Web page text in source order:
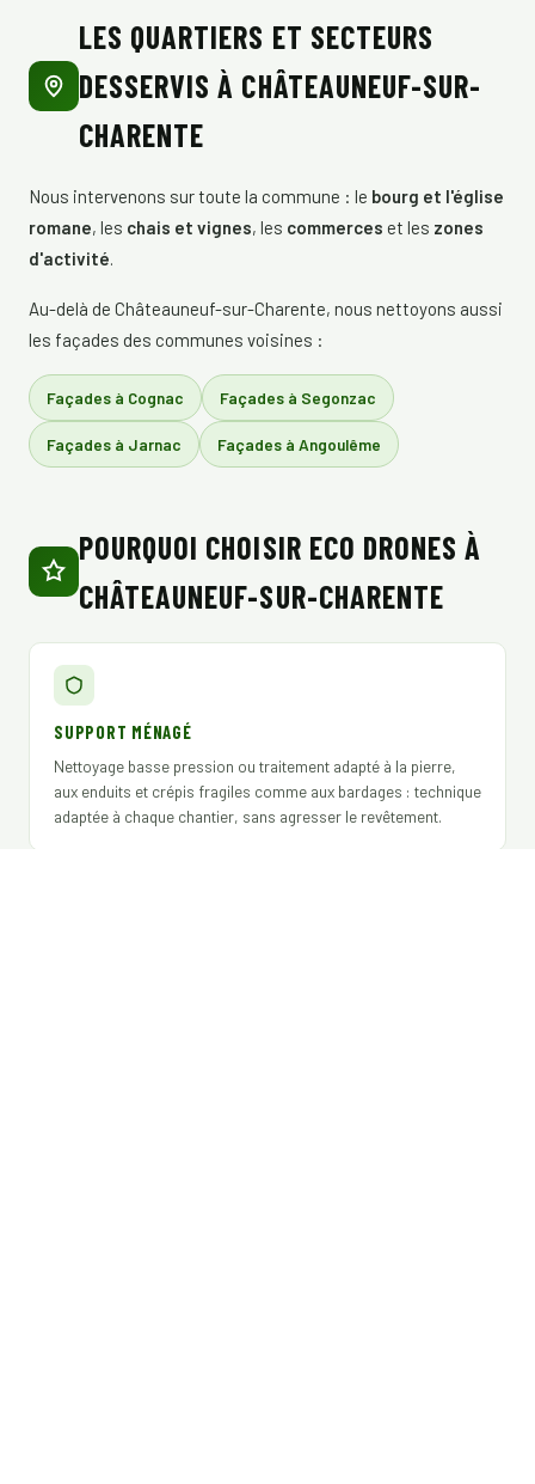
LES QUARTIERS ET SECTEURS
DESSERVIS À CHÂTEAUNEUF-SUR-
CHARENTE
Nous intervenons sur toute la commune : le bourg et l'église
romane, les chais et vignes, les commerces et les zones
d'activité.
Au-delà de Châteauneuf-sur-Charente, nous nettoyons aussi
les façades des communes voisines :
Façades à Cognac Façades à Segonzac
Façades à Jarnac Façades à Angoulême
POURQUOI CHOISIR ECO DRONES À
CHÂTEAUNEUF-SUR-CHARENTE
SUPPORT MÉNAGÉ
Nettoyage basse pression ou traitement adapté à la pierre,
aux enduits et crépis fragiles comme aux bardages : technique
adaptée à chaque chantier, sans agresser le revêtement.